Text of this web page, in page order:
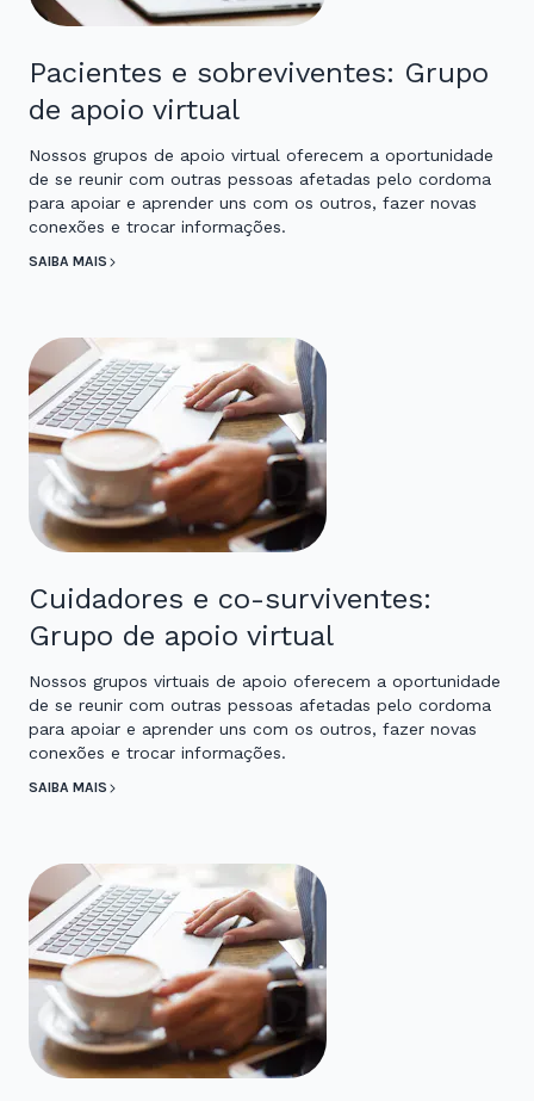
Pacientes e sobreviventes: Grupo
de apoio virtual
Nossos grupos de apoio virtual oferecem a oportunidade
de se reunir com outras pessoas afetadas pelo cordoma
para apoiar e aprender uns com os outros, fazer novas
conexões e trocar informações.
SAIBA MAIS
Cuidadores e co-surviventes:
Grupo de apoio virtual
Nossos grupos virtuais de apoio oferecem a oportunidade
de se reunir com outras pessoas afetadas pelo cordoma
para apoiar e aprender uns com os outros, fazer novas
conexões e trocar informações.
SAIBA MAIS